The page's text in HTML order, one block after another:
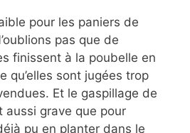
pour les paniers de
pas que de
finissent à la poubelle en
qu’elles sont jugées trop
Et le gaspillage de
aussi grave que pour
pu en planter dans le